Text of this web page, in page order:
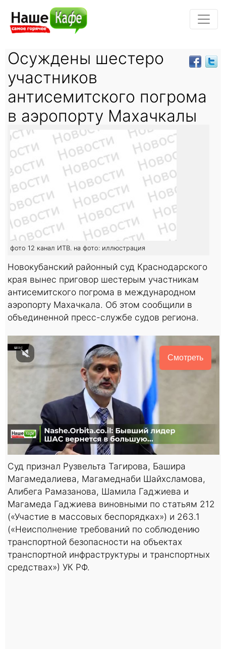
Осуждены шестеро
участников
антисемитского погрома
в аэропорту Махачкалы
фото 12 канал ИТВ. на фото: иллюстрация
Новокубанский районный суд Краснодарского
края вынес приговор шестерым участникам
антисемитского погрома в международном
аэропорту Махачкала. Об этом сообщили в
объединенной пресс-службе судов региона.
Смотреть
Суд признал Рузвельта Тагирова, Башира
Магамедалиева, Магамеднаби Шайхсламова,
Алибега Рамазанова, Шамила Гаджиева и
Магамеда Гаджиева виновными по статьям 212
(«Участие в массовых беспорядках») и 263.1
(«Неисполнение требований по соблюдению
транспортной безопасности на объектах
транспортной инфраструктуры и транспортных
средствах») УК РФ.